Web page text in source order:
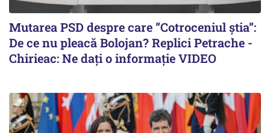
Mutarea PSD despre care ”Cotroceniul știa”:
De ce nu pleacă Bolojan? Replici Petrache -
Chirieac: Ne dați o informație VIDEO